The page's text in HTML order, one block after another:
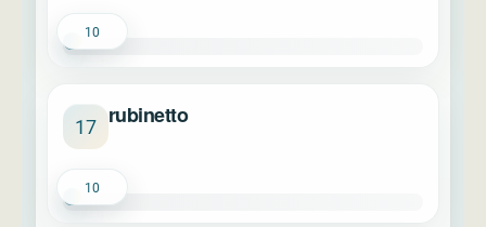
10
17 rubinetto
10